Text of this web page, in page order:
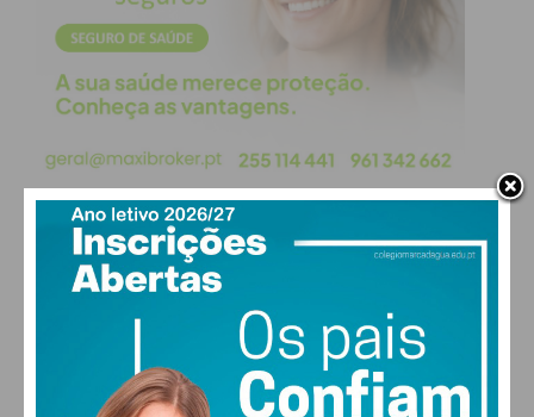
PAÇOS DE FERREIRA
clear sky
94% humidade
vento: 1m/s ENE
MAX 13 • MIN 13